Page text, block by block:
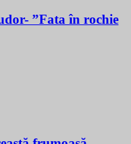
”Fata în rochie